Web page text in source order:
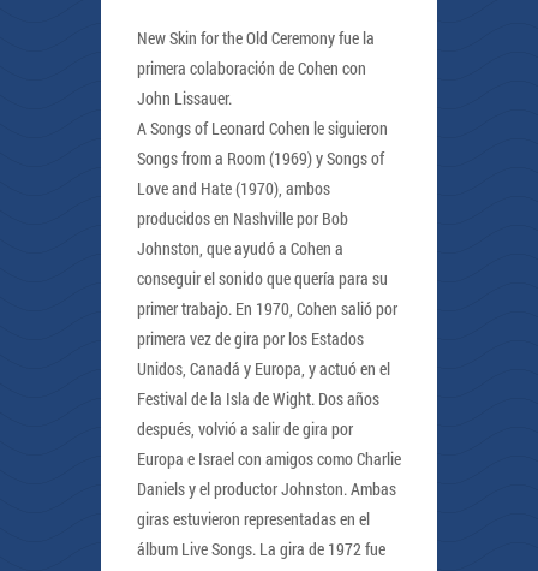
New Skin for the Old Ceremony fue la
primera colaboración de Cohen con
John Lissauer.
A Songs of Leonard Cohen le siguieron
Songs from a Room (1969) y Songs of
Love and Hate (1970), ambos
producidos en Nashville por Bob
Johnston, que ayudó a Cohen a
conseguir el sonido que quería para su
primer trabajo. En 1970, Cohen salió por
primera vez de gira por los Estados
Unidos, Canadá y Europa, y actuó en el
Festival de la Isla de Wight. Dos años
después, volvió a salir de gira por
Europa e Israel con amigos como Charlie
Daniels y el productor Johnston. Ambas
giras estuvieron representadas en el
álbum Live Songs. La gira de 1972 fue